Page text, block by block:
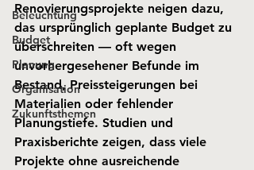
Beleuchtung
Budget
Planung
Organisation
Zukunftsthemen
Renovierungsprojekte neigen dazu,
das ursprünglich geplante Budget zu
überschreiten — oft wegen
unvorhergesehener Befunde im
Bestand, Preissteigerungen bei
Materialien oder fehlender
Planungstiefe. Studien und
Praxisberichte zeigen, dass viele
Projekte ohne ausreichende